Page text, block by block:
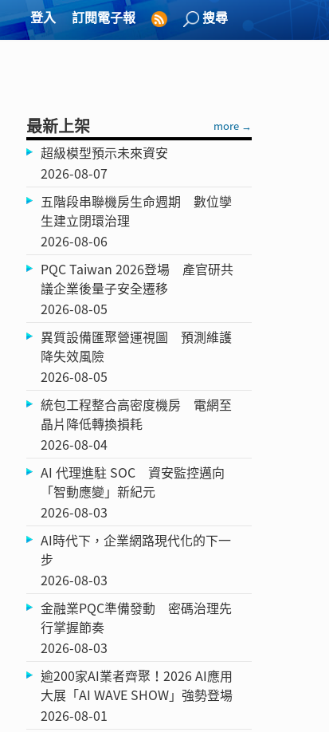
登入 訂閱電子報 搜尋
最新上架 more →
超級模型預示未來資安
2026-08-07
五階段串聯機房生命週期 數位孿
生建立閉環治理
2026-08-06
PQC Taiwan 2026登場 產官研共
議企業後量子安全遷移
2026-08-05
異質設備匯聚營運視圖 預測維護
降失效風險
2026-08-05
統包工程整合高密度機房 電網至
晶片降低轉換損耗
2026-08-04
AI 代理進駐 SOC 資安監控邁向
「智動應變」新紀元
2026-08-03
AI時代下，企業網路現代化的下一
步
2026-08-03
金融業PQC準備發動 密碼治理先
行掌握節奏
2026-08-03
逾200家AI業者齊聚！2026 AI應用
大展「AI WAVE SHOW」強勢登場
2026-08-01